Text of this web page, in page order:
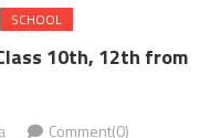
SCHOOL
10th, 12th from
Comment(0)